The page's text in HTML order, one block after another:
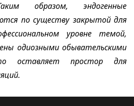
образом, эндогенные
по существу закрытой для
уровне темой,
одиозными обывательскими
оставляет простор для